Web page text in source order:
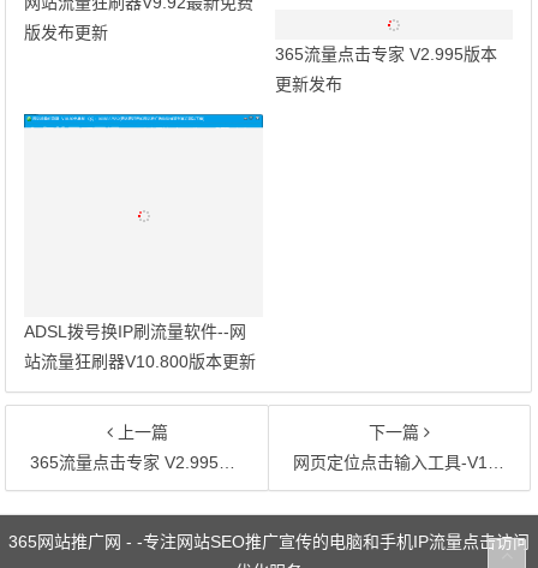
版发布更新
365流量点击专家 V2.995版本
更新发布
ADSL拨号换IP刷流量软件--网
站流量狂刷器V10.800版本更新
发布
上一篇
365流量点击专家 V2.995版本更新发布
下一篇
网页定位点击输入工具-V1.05版发布
文章导航
365网站推广网 - -专注网站SEO推广宣传的电脑和手机IP流量点击访问